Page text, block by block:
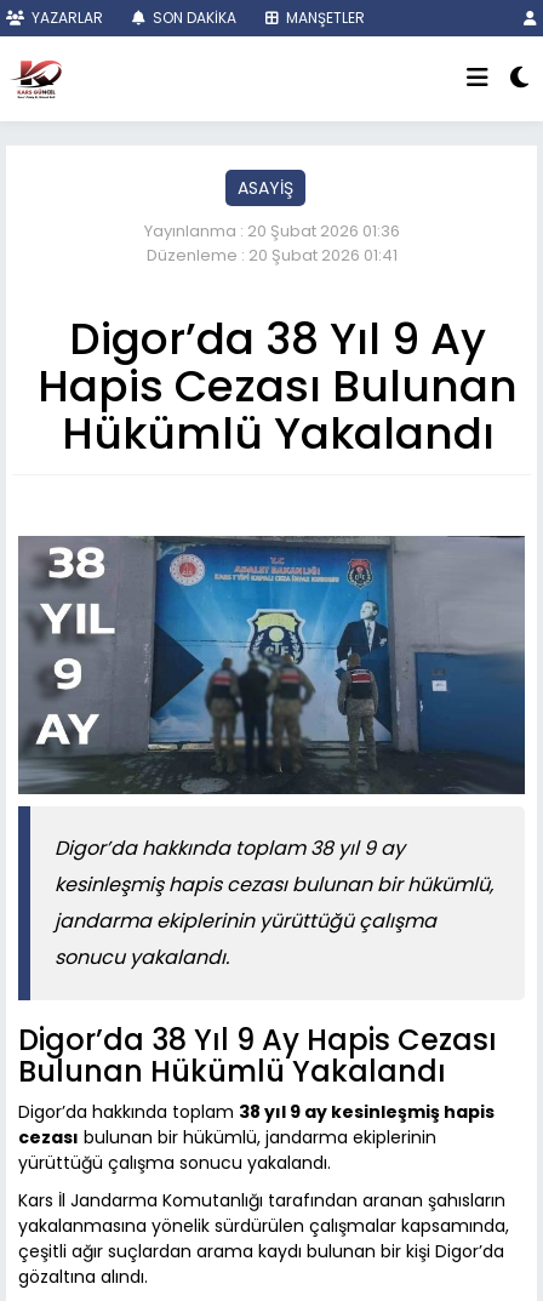
YAZARLAR SON DAKİKA MANŞETLER
ASAYİŞ
Yayınlanma : 20 Şubat 2026 01:36
Düzenleme : 20 Şubat 2026 01:41
Digor’da 38 Yıl 9 Ay
Hapis Cezası Bulunan
Hükümlü Yakalandı
Digor’da hakkında toplam 38 yıl 9 ay
kesinleşmiş hapis cezası bulunan bir hükümlü,
jandarma ekiplerinin yürüttüğü çalışma
sonucu yakalandı.
Digor’da 38 Yıl 9 Ay Hapis Cezası
Bulunan Hükümlü Yakalandı
Digor’da hakkında toplam 38 yıl 9 ay kesinleşmiş hapis
cezası bulunan bir hükümlü, jandarma ekiplerinin
yürüttüğü çalışma sonucu yakalandı.
Kars İl Jandarma Komutanlığı tarafından aranan şahısların
yakalanmasına yönelik sürdürülen çalışmalar kapsamında,
çeşitli ağır suçlardan arama kaydı bulunan bir kişi Digor’da
gözaltına alındı.